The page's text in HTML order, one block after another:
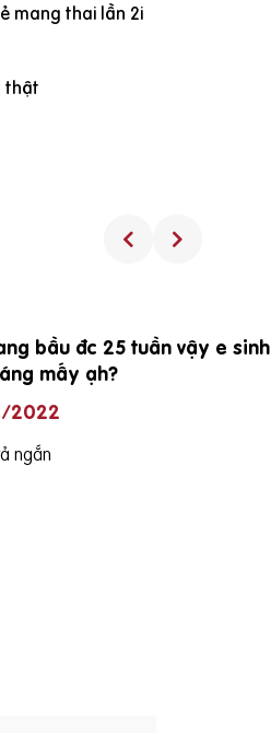
mang thai lần 2i
thật
bầu đc 25 tuần vậy e sinh
mấy ạh?
2022
ngắn